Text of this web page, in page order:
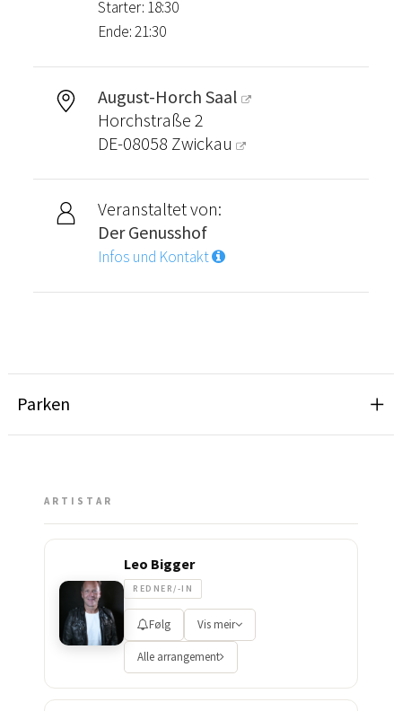
Starter: 18:30
Ende: 21:30
August-Horch Saal
Horchstraße 2
DE-08058 Zwickau
Veranstaltet von:
Der Genusshof
Infos und Kontakt
Parken
ARTISTAR
Leo Bigger
REDNER/-IN
Følg Vis meir
Alle arrangement